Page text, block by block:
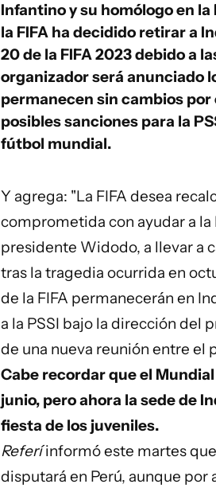
Infantino y su homólogo en
la FIFA ha decidido retirar a
20 de la FIFA 2023 debido a
organizador será anunciado
permanecen sin cambios
posibles sanciones para la
fútbol mundial.
Y agrega: "La FIFA desea
comprometida con ayudar a la
presidente Widodo, a llevar a
tras la tragedia ocurrida en
de la FIFA permanecerán en
a la PSSI bajo la dirección del
de una nueva reunión entre el
Cabe recordar que el
junio, pero ahora la sede de
fiesta de los juveniles.
Referíinformó este martes
disputará en Perú, aunque por